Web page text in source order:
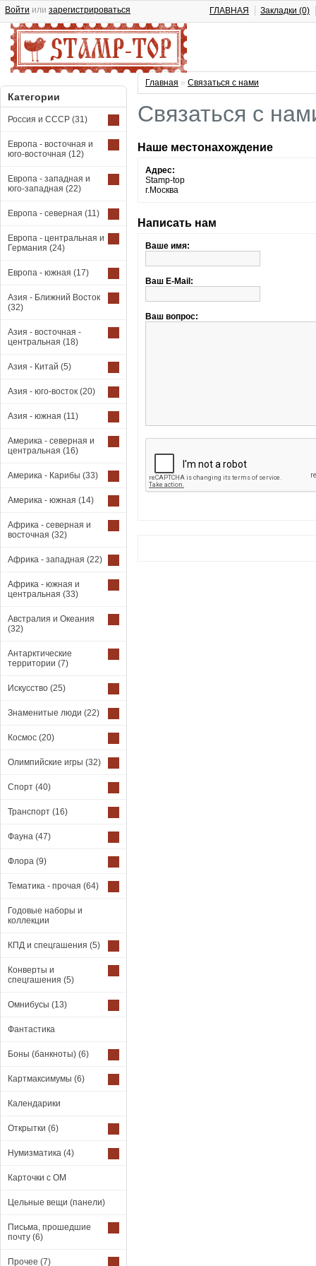
Войти или зарегистрироваться ГЛАВНАЯ Закладки (0)
Категории
Россия и СССР (31)
Европа - восточная и
юго-восточная (12)
Европа - западная и
юго-западная (22)
Европа - северная (11)
Европа - центральная и
Германия (24)
Европа - южная (17)
Азия - Ближний Восток
(32)
Азия - восточная -
центральная (18)
Азия - Китай (5)
Азия - юго-восток (20)
Азия - южная (11)
Америка - северная и
центральная (16)
Америка - Карибы (33)
Америка - южная (14)
Африка - северная и
восточная (32)
Африка - западная (22)
Африка - южная и
центральная (33)
Австралия и Океания
(32)
Антарктические
территории (7)
Искусство (25)
Знаменитые люди (22)
Космос (20)
Олимпийские игры (32)
Спорт (40)
Транспорт (16)
Фауна (47)
Флора (9)
Тематика - прочая (64)
Годовые наборы и
коллекции
КПД и спецгашения (5)
Конверты и
спецгашения (5)
Омнибусы (13)
Фантастика
Боны (банкноты) (6)
Картмаксимумы (6)
Календарики
Открытки (6)
Нумизматика (4)
Карточки с ОМ
Цельные вещи (панели)
Письма, прошедшие
почту (6)
Прочее (7)
Главная » Связаться с нами
Связаться с
Наше местонахождение
Адрес:
Stamp-top
г.Москва
Написать нам
Ваше имя:
Ваш E-Mail:
Ваш вопрос: